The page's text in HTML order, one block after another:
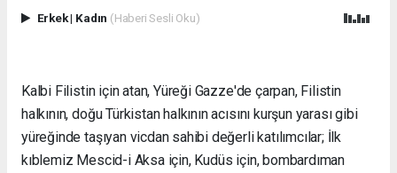
Erkek| Kadın (Haberi Sesli Oku)
Kalbi Filistin için atan, Yüreği Gazze'de çarpan, Filistin
halkının, doğu Türkistan halkının acısını kurşun yarası gibi
yüreğinde taşıyan vicdan sahibi değerli katılımcılar; İlk
kıblemiz Mescid-i Aksa için, Kudüs için, bombardıman